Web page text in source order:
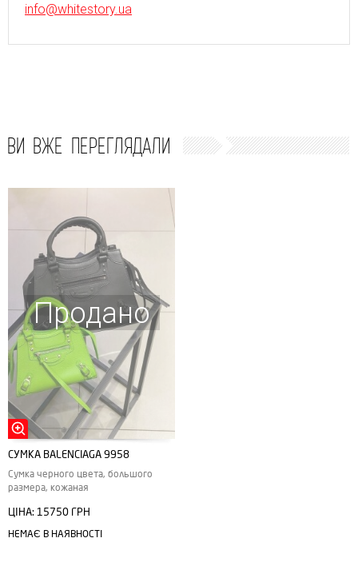
info@whitestory.ua
ВИ ВЖЕ ПЕРЕГЛЯДАЛИ
Продано
СУМКА ВALENCIAGA 9958
Сумка черного цвета, большого
размера, кожаная
ЦІНА: 15750 ГРН
НЕМАЄ В НАЯВНОСТІ